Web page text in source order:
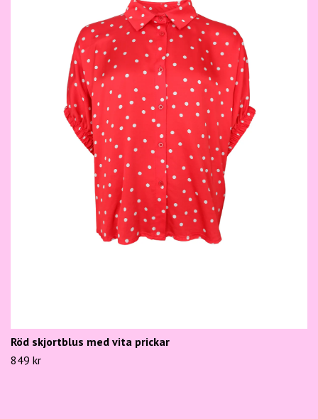
Röd skjortblus med vita prickar
849 kr